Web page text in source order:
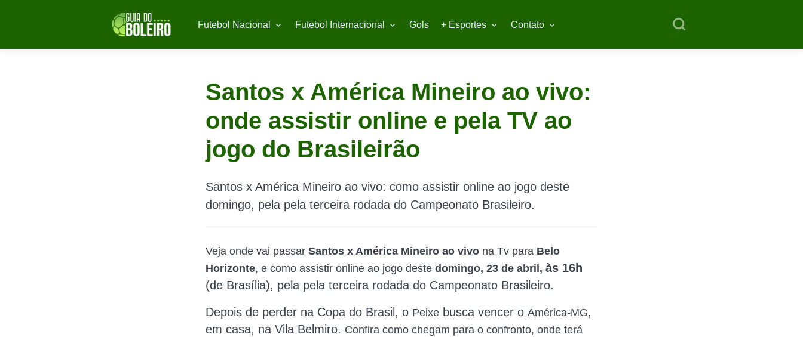
Futebol Nacional Futebol Internacional Gols + Esportes Contato
Santos x América Mineiro ao vivo:
onde assistir online e pela TV ao
jogo do Brasileirão
Santos x América Mineiro ao vivo: como assistir online ao jogo deste
domingo, pela pela terceira rodada do Campeonato Brasileiro.
Veja onde vai passar Santos x América Mineiro ao vivo na Tv para Belo
Horizonte, e como assistir online ao jogo deste domingo, 23 de abril, às 16h
(de Brasília), pela pela terceira rodada do Campeonato Brasileiro.
Depois de perder na Copa do Brasil, o Peixe busca vencer o América-MG,
em casa, na Vila Belmiro. Confira como chegam para o confronto, onde terá